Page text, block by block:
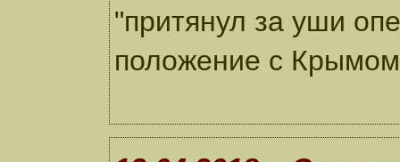
"притянул за уши
положение с